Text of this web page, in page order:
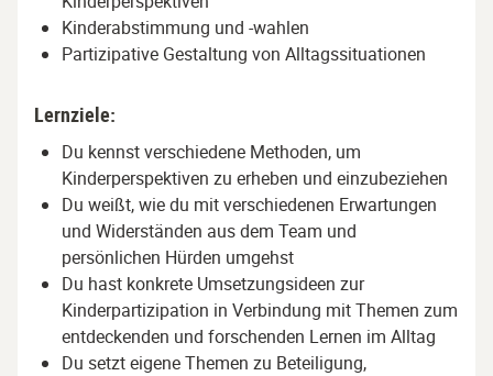
Kinderabstimmung und -wahlen
Partizipative Gestaltung von Alltagssituationen
Lernziele:
Du kennst verschiedene Methoden, um
Kinderperspektiven zu erheben und einzubeziehen
Du weißt, wie du mit verschiedenen Erwartungen
und Widerständen aus dem Team und
persönlichen Hürden umgehst
Du hast konkrete Umsetzungsideen zur
Kinderpartizipation in Verbindung mit Themen zum
entdeckenden und forschenden Lernen im Alltag
Du setzt eigene Themen zu Beteiligung,